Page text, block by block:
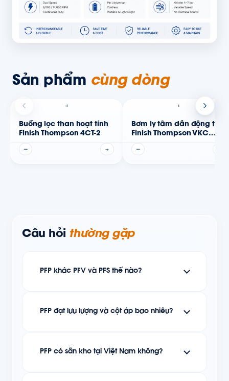
Sản phẩm cùng dòng
Buồng lọc than hoạt tính
Finish Thompson 4CT-2
— →
Bơm ly tâm dẫn động từ
Finish Thompson VKC
Series
—
Câu hỏi thường gặp
PFP khác PFV và PFS thế nào?
PFP đạt lưu lượng và cột áp bao nhiêu?
PFP có sẵn kho tại Việt Nam không?